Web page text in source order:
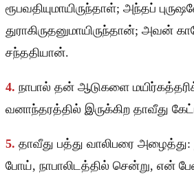
ரூபவதியுமாயிருந்தாள்; அந்தப்
துராகிருதனுமாயிருந்தான்; அவன்
சந்ததியான்.
4. நாபால் தன் ஆடுகளை
வனாந்தரத்தில் இருக்கிற தாவீது
5. தாவீது பத்து வாலிபரை அழைத்து:
போய், நாபாலிடத்தில் சென்று, என்